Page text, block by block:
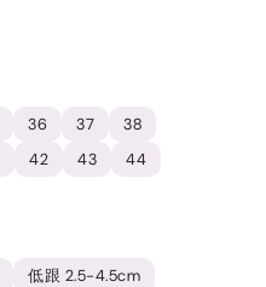
36 37
38
42 43 44
低跟 2.5-4.5cm